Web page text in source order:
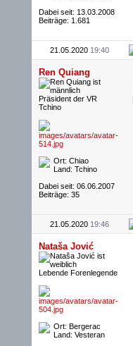
Dabei seit: 13.03.2008
Beiträge: 1.681
21.05.2020 19:40
Ren Quiang
Präsident der VR
Tchino
Ort: Chiao
Land: Tchino
Dabei seit: 06.06.2007
Beiträge: 35
21.05.2020 19:46
Nataša Jović
Lebende Forenlegende
Ort: Bergerac
Land: Vesteran